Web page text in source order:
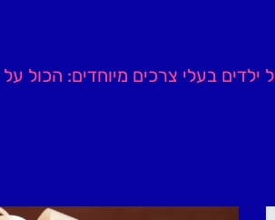
ילדים בעלי צרכים מיוחדים: הכול